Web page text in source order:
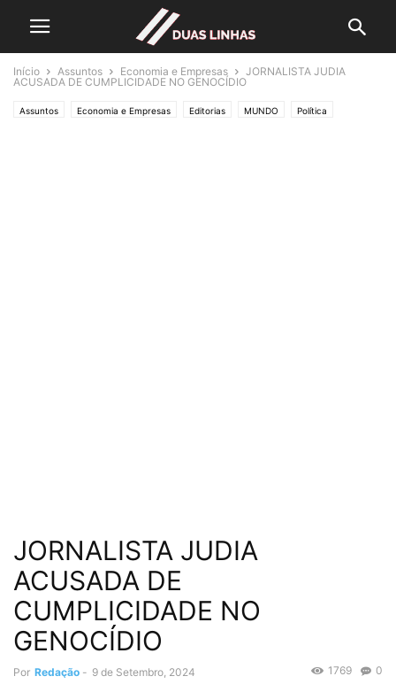
Início Assuntos Economia e Empresas
JORNALISTA JUDIA
ACUSADA DE CUMPLICIDADE NO GENOCÍDIO
Assuntos Economia e Empresas Editorias MUNDO Política
JORNALISTA JUDIA
ACUSADA DE
CUMPLICIDADE NO
GENOCÍDIO
Por Redação - 9 de Setembro, 2024 0
1769